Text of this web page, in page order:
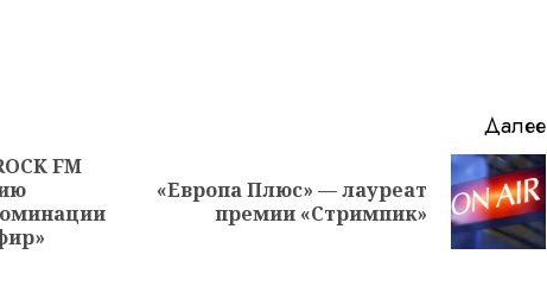
Предыдущая
FM
Далее
Следующая
«Европа Плюс» — лауреат
премии «Стримпик»